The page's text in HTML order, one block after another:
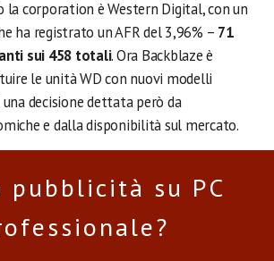
la corporation è Western Digital, con un
ha registrato un AFR del 3,96% – 71
sui 458 totali. Ora Backblaze è
le unità WD con nuovi modelli
decisione dettata però da
e dalla disponibilità sul mercato.
pubblicità su PC